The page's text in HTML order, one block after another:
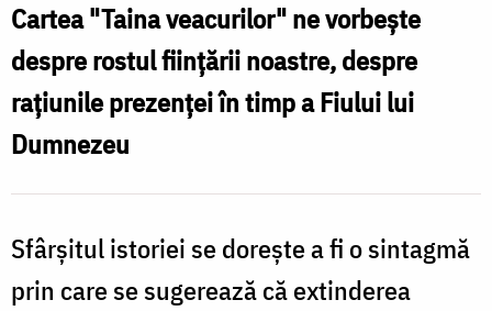
rostul
vieții
noastre
Cartea "Taina veacurilor" ne vorbește
despre rostul ființării noastre, despre
rațiunile prezenței în timp a Fiului lui
Dumnezeu
Sfârșitul istoriei se dorește a fi o sintagmă
prin care se sugerează că extinderea